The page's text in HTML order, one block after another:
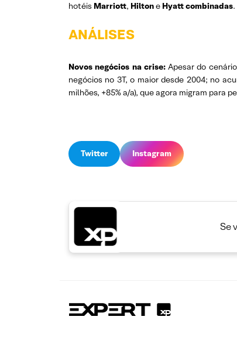
hotéis Marriott, Hiltone Hyattcombinadas.
ANÁLISES
Novos negócios na crise:Apesar do
negócios no 3T, o maior desde 2004; no
milhões, +85% a/a), que agora migram para
Twitter Instagram
Se